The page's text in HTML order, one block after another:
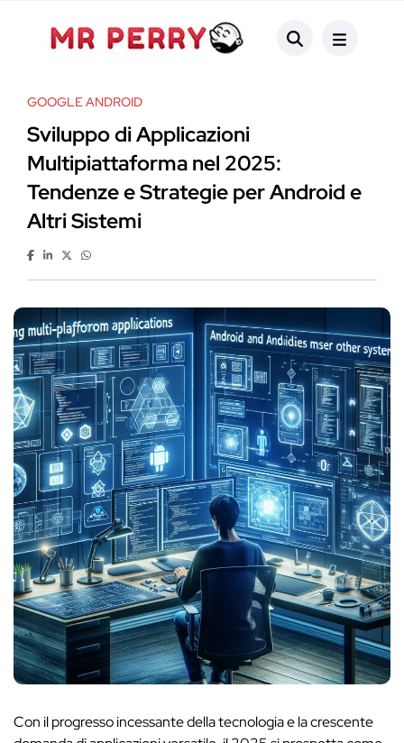
GOOGLE ANDROID
Sviluppo di Applicazioni
Multipiattaforma nel 2025:
Tendenze e Strategie per Android e
Altri Sistemi
Con il progresso incessante della tecnologia e la crescente